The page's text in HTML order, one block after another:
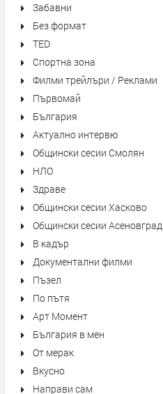
Забавни
Без формат
TED
Спортна зона
Филми трейлъри / Реклами
Първомай
България
Актуално интервю
Общински сесии Смолян
НЛО
Здраве
Общински сесии Хасково
Общински сесии Асеновград
В кадър
Документални филми
Пъзел
По пътя
Арт Момент
България в мен
От мерак
Вкусно
Направи сам